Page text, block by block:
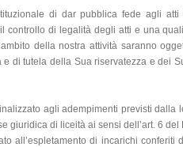
di dar pubblica fede agli
controllo di legalità degli atti e una
della nostra attività saranno
di tutela della Sua riservatezza e dei
agli adempimenti previsti dalla
giuridica di liceità ai sensi dell’art. 6 del
all’espletamento di incarichi conferiti